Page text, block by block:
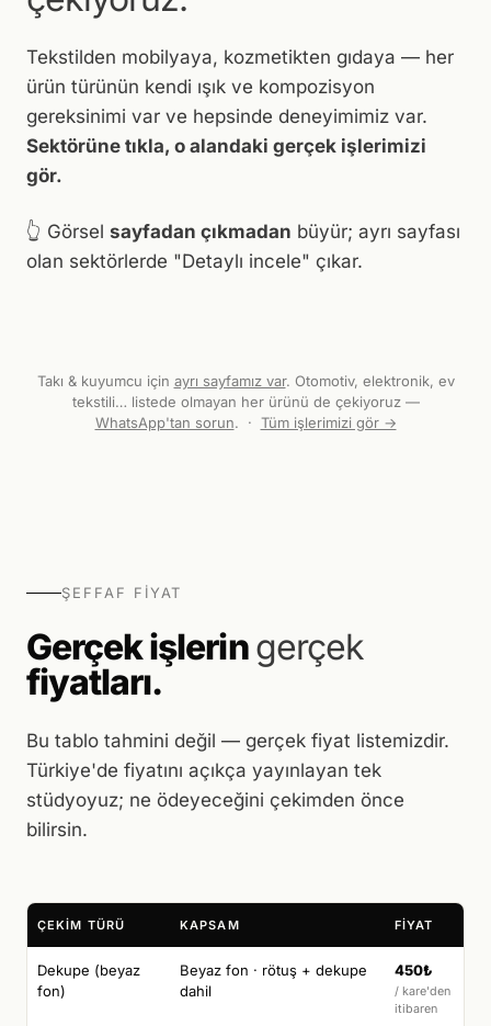
Tekstilden mobilyaya, kozmetikten gıdaya — her
ürün türünün kendi ışık ve kompozisyon
gereksinimi var ve hepsinde deneyimimiz var.
Sektörüne tıkla, o alandaki gerçek işlerimizi
gör.
👆 Görsel sayfadan çıkmadan büyür; ayrı sayfası
olan sektörlerde "Detaylı incele" çıkar.
HAYALET · GIYSI · ÇORAP
· İÇ GIYIM
FOTO + VIDEO
Canlı Manken
PARLAK YÜZEY
PARLAK YÜZEY ·
YANSIMA
Takı & kuyumcu için ayrı sayfamız var. Otomotiv, elektronik, ev
tekstili… listede olmayan her ürünü de çekiyoruz —
WhatsApp'tan sorun. · Tüm işlerimizi gör →
ŞEFFAF FIYAT
Gerçek işleringerçek
fiyatları.
Bu tablo tahmini değil — gerçek fiyat listemizdir.
Türkiye'de fiyatını açıkça yayınlayan tek
stüdyoyuz; ne ödeyeceğini çekimden önce
bilirsin.
ÇEKIM TÜRÜ KAPSAM FIYAT
Dekupe (beyaz
fon)
Beyaz fon · rötuş + dekupe
dahil
450₺
/ kare'den
itibaren